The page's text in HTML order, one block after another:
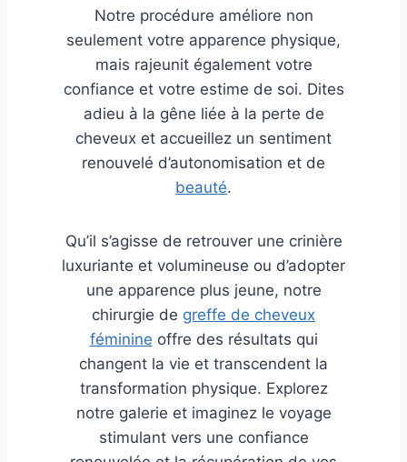
Notre procédure améliore non
seulement votre apparence physique,
mais rajeunit également votre
confiance et votre estime de soi. Dites
adieu à la gêne liée à la perte de
cheveux et accueillez un sentiment
renouvelé d’autonomisation et de
beauté.
Qu’il s’agisse de retrouver une crinière
luxuriante et volumineuse ou d’adopter
une apparence plus jeune, notre
chirurgie de greffe de cheveux
féminine offre des résultats qui
changent la vie et transcendent la
transformation physique. Explorez
notre galerie et imaginez le voyage
stimulant vers une confiance